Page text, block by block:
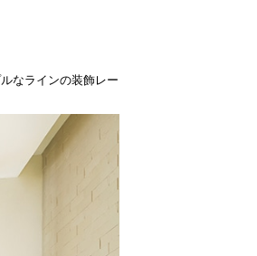
なラインの装飾レー